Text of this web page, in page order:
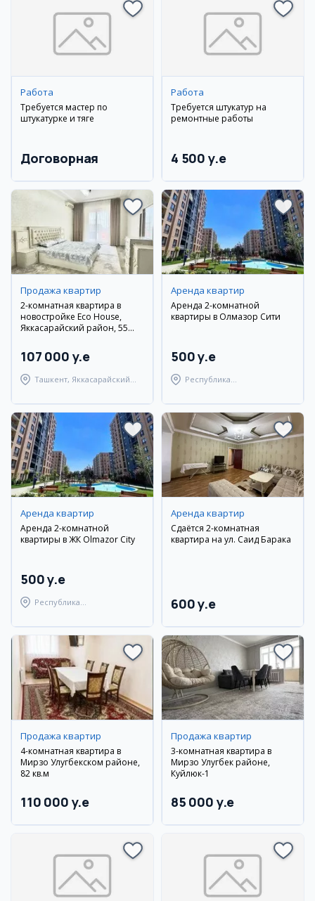
Работа
Требуется мастер по
штукатурке и тяге
Договорная
Работа
Требуется штукатур на
ремонтные работы
4 500 y.e
Продажа квартир
2-комнатная квартира в
новостройке Eco House,
Яккасарайский район, 55
107 000 y.e
Ташкент, Яккасарайский
Аренда квартир
Аренда 2-комнатной
квартиры в Олмазор Сити
500 y.e
Республика
Берунийский район
Аренда квартир
Аренда 2-комнатной
квартиры в ЖК Olmazor City
500 y.e
Республика
Берунийский район
Аренда квартир
Сдаётся 2-комнатная
квартира на ул. Саид Барака
600 y.e
Продажа квартир
4-комнатная квартира в
Мирзо Улугбекском районе,
82 кв.м
110 000 y.e
Продажа квартир
3-комнатная квартира в
Мирзо Улугбек районе,
Куйлюк-1
85 000 y.e